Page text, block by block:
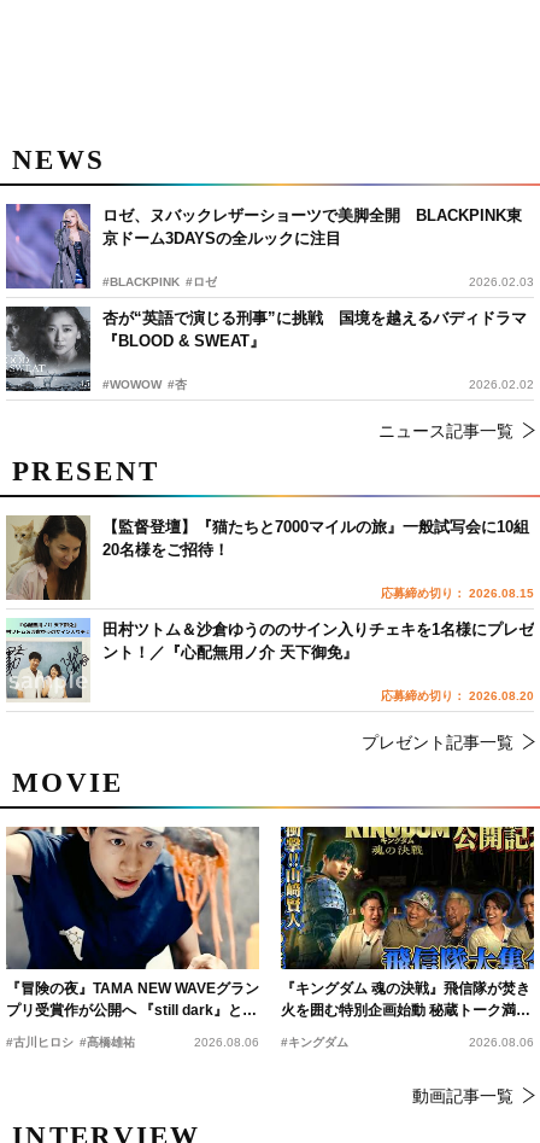
NEWS
ロゼ、ヌバックレザーショーツで美脚全開 BLACKPINK東
京ドーム3DAYSの全ルックに注目
#BLACKPINK #ロゼ 2026.02.03
杏が“英語で演じる刑事”に挑戦 国境を越えるバディドラマ
『BLOOD & SWEAT』
#WOWOW #杏 2026.02.02
ニュース記事一覧
MOVIE
『冒険の夜』TAMA NEW WAVEグラン
プリ受賞作が公開へ 『still dark』と同
時上映決定
#古川ヒロシ #髙橋雄祐 2026.08.06
『キングダム 魂の決戦』飛信隊が焚き
火を囲む特別企画始動 秘蔵トーク満載
の“キングダムキャンプ”開催
#キングダム 2026.08.06
動画記事一覧
INTERVIEW
PRESENT
【監督登壇】『猫たちと7000マイルの旅』一般試写会に10組
20名様をご招待！
応募締め切り： 2026.08.15
田村ツトム＆沙倉ゆうののサイン入りチェキを1名様にプレゼ
ント！／『心配無用ノ介 天下御免』
応募締め切り： 2026.08.20
プレゼント記事一覧